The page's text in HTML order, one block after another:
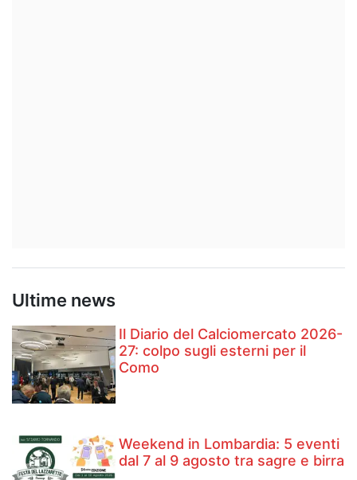
Ultime news
Il Diario del Calciomercato 2026-
27: colpo sugli esterni per il
Como
Weekend in Lombardia: 5 eventi
dal 7 al 9 agosto tra sagre e birra